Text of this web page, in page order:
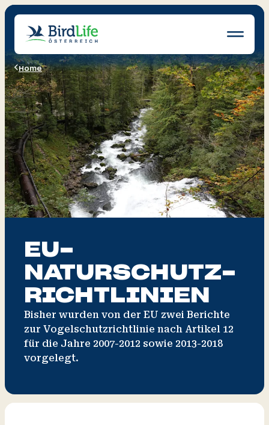
Wissen
Schutz
Erleben
News
Ratgeber
Mitglied werden
Spenden & Helfen
EU-
NATURSCHUTZ­
RICHTLINIEN
Bisher wurden von der EU zwei Berichte
zur Vogelschutzrichtlinie nach Artikel 12
für die Jahre 2007-2012 sowie 2013-2018
vorgelegt.
Home